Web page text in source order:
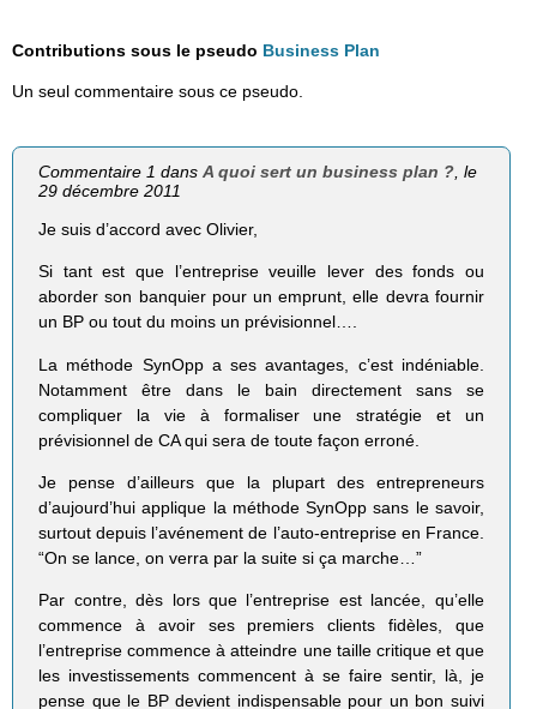
Contributions sous le pseudo Business Plan
Un seul commentaire sous ce pseudo.
Commentaire 1 dansA quoi sert un business plan ?, le
29 décembre 2011
Je suis d’accord avec Olivier,
Si tant est que l’entreprise veuille lever des fonds ou
aborder son banquier pour un emprunt, elle devra fournir
un BP ou tout du moins un prévisionnel….
La méthode SynOpp a ses avantages, c’est indéniable.
Notamment être dans le bain directement sans se
compliquer la vie à formaliser une stratégie et un
prévisionnel de CA qui sera de toute façon erroné.
Je pense d’ailleurs que la plupart des entrepreneurs
d’aujourd’hui applique la méthode SynOpp sans le savoir,
surtout depuis l’avénement de l’auto-entreprise en France.
“On se lance, on verra par la suite si ça marche…”
Par contre, dès lors que l’entreprise est lancée, qu’elle
commence à avoir ses premiers clients fidèles, que
l’entreprise commence à atteindre une taille critique et que
les investissements commencent à se faire sentir, là, je
pense que le BP devient indispensable pour un bon suivi